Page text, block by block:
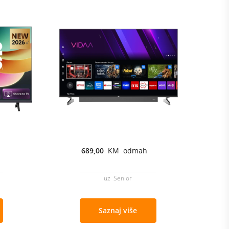
689,00 KM odmah
uz Senior
Saznaj više